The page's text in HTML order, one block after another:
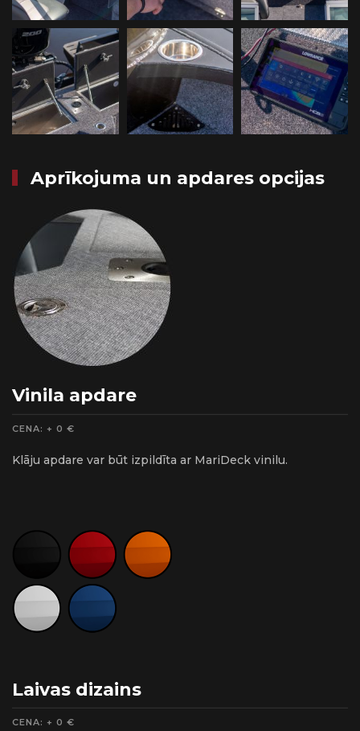
Aprīkojuma un apdares opcijas
Vinila apdare
CENA: + 0 €
Klāju apdare var būt izpildīta ar MariDeck vinilu.
Laivas dizains
CENA: + 0 €